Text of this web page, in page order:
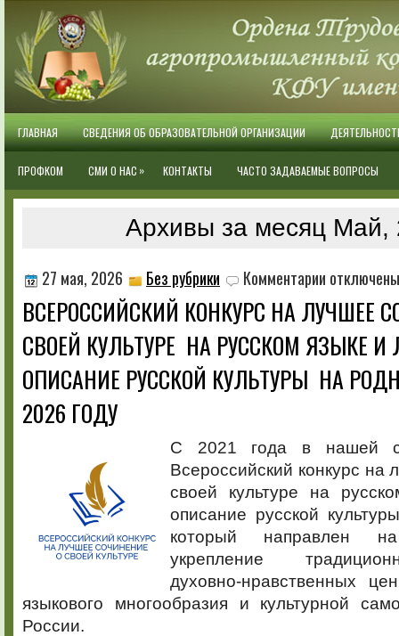
ГЛАВНАЯ СВЕДЕНИЯ ОБ ОБРАЗОВАТЕЛЬНОЙ ОРГАНИЗАЦИИ
ПРОФКОМ СМИ О НАС » КОНТАКТЫ ЧАСТО ЗАДАВАЕМЫЕ ВОПРОСЫ
Архивы за месяц Май,
27 мая, 2026 Без рубрики Комментарии записи
КОНКУРС
НА
ЛУЧШЕЕ
СОЧИНЕНИЕ
О
РУССКОМ
ЯЗЫКЕ
ЛУЧШЕЕ
ОПИСАНИЕ
КУЛЬТУРЫ
НА
РОДНОМ
ЯЗЫКЕ
В
отключены
ВСЕРОССИЙСКИЙ КОНКУРС НА ЛУЧШЕЕ
СВОЕЙ КУЛЬТУРЕ НА РУССКОМ ЯЗЫКЕ И
ОПИСАНИЕ РУССКОЙ КУЛЬТУРЫ НА
2026 ГОДУ
С 2021 года в нашей
Всероссийский конкурс на
своей культуре на
описание русской
который направлен
укрепление
духовно-нравственных
языкового многообразия и культурной
России.